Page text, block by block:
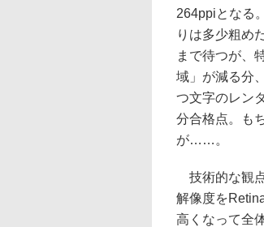
264ppiとなる
りは多少粗め
まで待つが、
域」が減る分
つ文字のレン
分合格点。も
が……。
技術的な観
解像度を
高くなって全